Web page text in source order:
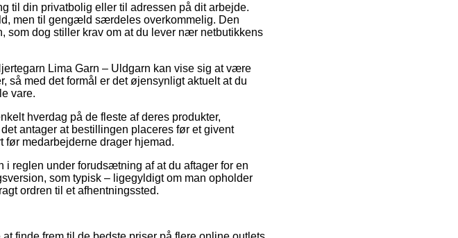
til din privatbolig eller til adressen på dit arbejde.
men til gengæld særdeles overkommelig. Den
som dog stiller krav om at du lever nær netbutikkens
Lima Garn – Uldgarn kan vise sig at være
så med det formål er det øjensynligt aktuelt at du
vare.
hverdag på de fleste af deres produkter,
antager at bestillingen placeres før et givent
før medarbejderne drager hjemad.
reglen under forudsætning af at du aftager for en
som typisk – ligegyldigt om man opholder
ordren til et afhentningssted.